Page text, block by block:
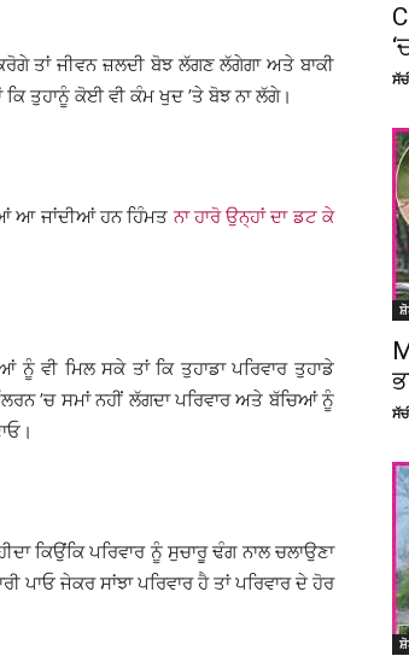
ਤਾਂ ਜੀਵਨ ਜ਼ਲਦੀ ਬੋਝ ਲੱਗਣ ਲੱਗੇਗਾ ਅਤੇ ਬਾਕੀ
ਤੁਹਾਨੂੰ ਕੋਈ ਵੀ ਕੰਮ ਖੁਦ ’ਤੇ ਬੋਝ ਨਾ ਲੱਗੇ।
ਆ ਜਾਂਦੀਆਂ ਹਨ ਹਿੰਮਤਨਾ ਹਾਰੋ ਉਨ੍ਹਾਂ ਦਾ ਡਟ ਕੇ
ਵੀ ਮਿਲ ਸਕੇ ਤਾਂ ਕਿ ਤੁਹਾਡਾ ਪਰਿਵਾਰ ਤੁਹਾਡੇ
’ਚ ਸਮਾਂ ਨਹੀਂ ਲੱਗਦਾ ਪਰਿਵਾਰ ਅਤੇ ਬੱਚਿਆਂ ਨੂੰ
ਕਿਉਂਕਿ ਪਰਿਵਾਰ ਨੂੰ ਸੁਚਾਰੂ ਢੰਗ ਨਾਲ ਚਲਾਉਣਾ
ਪਾਓ ਜੇਕਰ ਸਾਂਝਾ ਪਰਿਵਾਰ ਹੈ ਤਾਂ ਪਰਿਵਾਰ ਦੇ ਹੋਰ